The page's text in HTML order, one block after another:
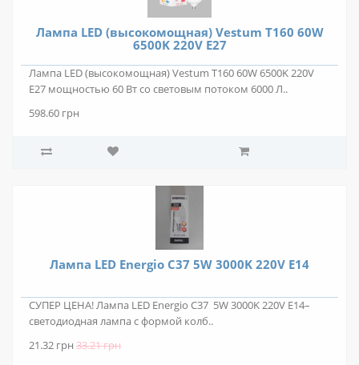
Лампа LED (высокомощная) Vestum T160 60W
6500K 220V E27
Лампа LED (высокомощная) Vestum T160 60W 6500K 220V
E27 мощностью 60 Вт со световым потоком 6000 Л..
598.60 грн
Лампа LED Energio C37 5W 3000K 220V E14
СУПЕР ЦЕНА! Лампа LED Energio C37 5W 3000K 220V E14–
светодиодная лампа с формой колб..
21.32 грн 33.21 грн